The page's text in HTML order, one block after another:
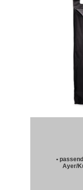
•
Ayer/